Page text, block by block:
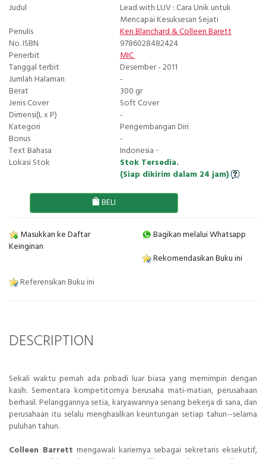
Judul
Lead with LUV : Cara Unik untuk
Mencapai Kesuksesan Sejati
Penulis
Ken Blanchard&Colleen Barett
No. ISBN
9786028482424
Penerbit
MIC
Tanggal terbit
Desember - 2011
Jumlah Halaman
-
Berat
300 gr
Jenis Cover
Soft Cover
Dimensi(L x P)
-
Kategori
Pengembangan Diri
Bonus
-
Text Bahasa
Indonesia ··
Lokasi Stok
Stok Tersedia.
(Siap dikirim dalam 24 jam)
BELI
Masukkan ke Daftar
Keinginan
Bagikan melalui Whatsapp
Rekomendasikan Buku ini
Referensikan Buku ini
DESCRIPTION
Sekali waktu pernah ada pribadi luar biasa yang memimpin dengan
kasih. Sementara kompetitornya berusaha mati-matian, perusahaan
berhasil. Pelanggannya setia, karyawannya senang bekerja di sana, dan
perusahaan itu selalu menghasilkan keuntungan setiap tahun--selama
puluhan tahun.
Colleen Barrett mengawali kariernya sebagai sekretaris eksekutif,